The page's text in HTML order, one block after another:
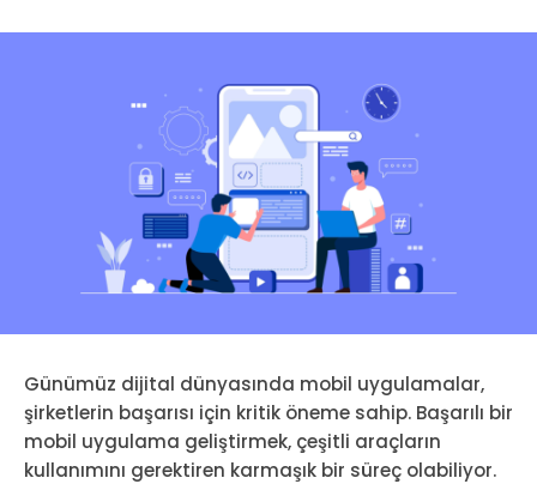
Günümüz dijital dünyasında mobil uygulamalar,
şirketlerin başarısı için kritik öneme sahip. Başarılı bir
mobil uygulama geliştirmek, çeşitli araçların
kullanımını gerektiren karmaşık bir süreç olabiliyor.